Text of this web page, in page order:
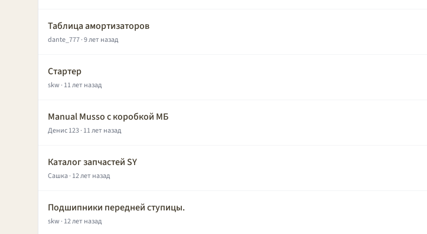
Таблица амортизаторов
dante_777· 9 лет назад
Стартер
skw· 11 лет назад
Manual Musso с коробкой МБ
Денис 123· 11 лет назад
Каталог запчастей SY
Сашка· 12 лет назад
Подшипники передней ступицы.
skw· 12 лет назад